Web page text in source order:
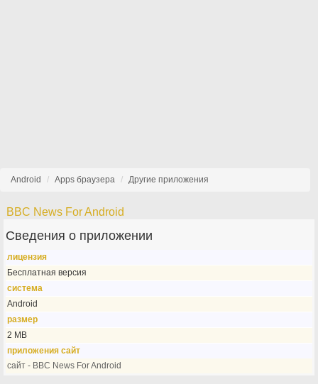
Android Apps браузера Другие приложения
BBC News For Android
Сведения о приложении
лицензия
Бесплатная версия
система
Android
размер
2 MB
приложения сайт
сайт - BBC News For Android